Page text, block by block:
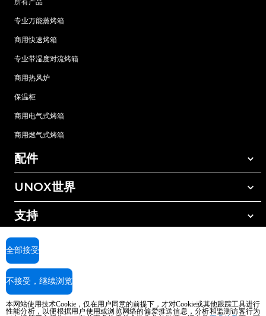
所有产品
专业万能蒸烤箱
商用快速烤箱
专业带湿度对流烤箱
商用热风炉
保温柜
商用电气式烤箱
商用燃气式烤箱
配件
所有配件
手动清洗清洁剂
树脂过滤水处理
反渗透水处理
UNOX世界
我们在全球的办事处
支持
UNOX质保
查找经销商
查找服务中心
版权所有2026 UNOX SpA保留所有权利。Reg.Imp.Padova n°04230750285 -
AI Content Disclaimer
本网站使用技术Cookie，仅在用户同意的前提下，才对Cookie或其他跟踪工具进行
性能分析，以便根据用户使用或浏览网络的偏爱推送信息，分析和监测访客行为
全部接受
不接受，继续浏览